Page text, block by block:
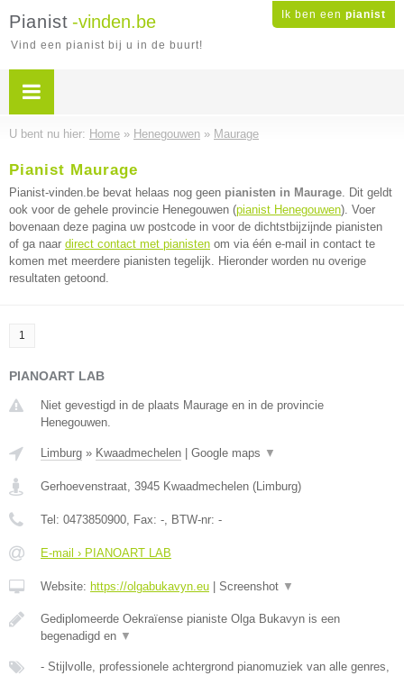
Ik ben een pianist
Pianist -vinden.be
Vind een pianist bij u in de buurt!
U bent nu hier: Home » Henegouwen » Maurage
Pianist Maurage
Pianist-vinden.be bevat helaas nog geen pianisten in Maurage. Dit geldt
ook voor de gehele provincie Henegouwen (pianist Henegouwen). Voer
bovenaan deze pagina uw postcode in voor de dichtstbijzijnde pianisten
of ga naar direct contact met pianisten om via één e-mail in contact te
komen met meerdere pianisten tegelijk. Hieronder worden nu overige
resultaten getoond.
1
PIANOART LAB
Niet gevestigd in de plaats Maurage en in de provincie
Henegouwen.
Limburg » Kwaadmechelen Google maps ▼
Gerhoevenstraat, 3945 Kwaadmechelen (Limburg)
Tel: 0473850900, Fax: -, BTW-nr: -
E-mail › PIANOART LAB
Website: https://olgabukavyn.eu Screenshot ▼
Gediplomeerde Oekraïense pianiste Olga Bukavyn is een
begenadigd en ▼
- Stijlvolle, professionele achtergrond pianomuziek van alle genres,